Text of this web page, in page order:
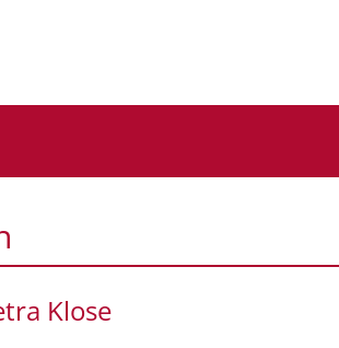
Klose